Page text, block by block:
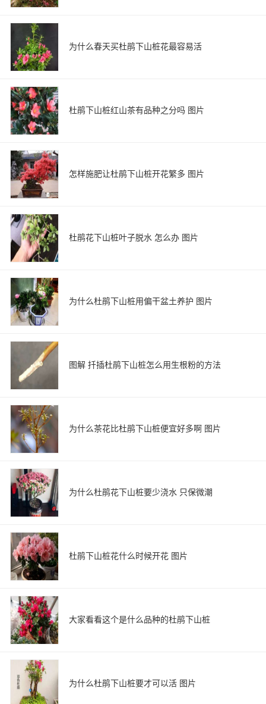
为什么春天买杜鹃下山桩花最容易活
杜鹃下山桩红山茶有品种之分吗 图片
怎样施肥让杜鹃下山桩开花繁多 图片
杜鹃花下山桩叶子脱水 怎么办 图片
为什么杜鹃下山桩用偏干盆土养护 图片
图解 扦插杜鹃下山桩怎么用生根粉的方法
为什么茶花比杜鹃下山桩便宜好多啊 图片
为什么杜鹃花下山桩要少浇水 只保微潮
杜鹃下山桩花什么时候开花 图片
大家看看这个是什么品种的杜鹃下山桩
为什么杜鹃下山桩要才可以活 图片